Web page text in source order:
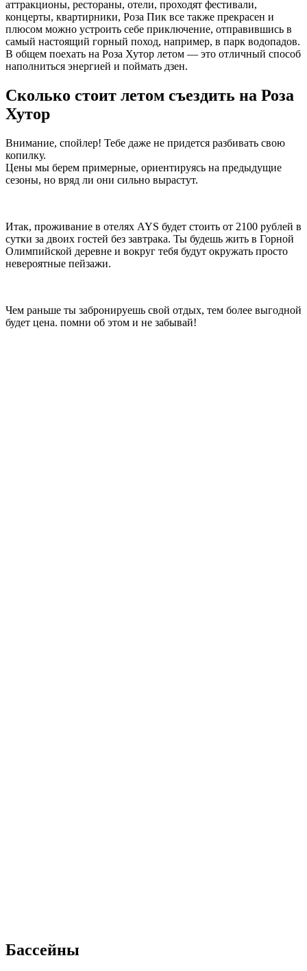
аттракционы, рестораны, отели, проходят фестивали,
концерты, квартирники, Роза Пик все также прекрасен и
плюсом можно устроить себе приключение, отправившись в
самый настоящий горный поход, например, в парк водопадов.
В общем поехать на Роза Хутор летом — это отличный способ
наполниться энергией и поймать дзен.
Сколько стоит летом съездить на Роза
Хутор
Внимание, спойлер! Тебе даже не придется разбивать свою
копилку.
Цены мы берем примерные, ориентируясь на предыдущие
сезоны, но вряд ли они сильно вырастут.
Итак, проживание в отелях AYS будет стоить от 2100 рублей в
сутки за двоих гостей без завтрака. Ты будешь жить в Горной
Олимпийской деревне и вокруг тебя будут окружать просто
невероятные пейзажи.
Чем раньше ты забронируешь свой отдых, тем более выгодной
будет цена. помни об этом и не забывай!
Бассейны